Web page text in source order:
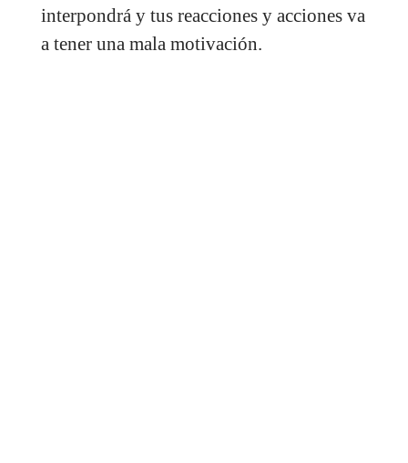
interpondrá y tus reacciones y acciones va
a tener una mala motivación.